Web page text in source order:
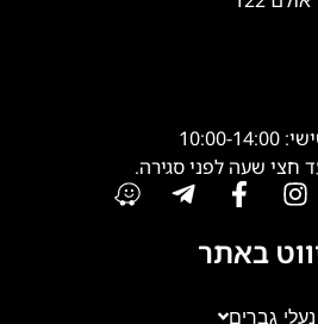
חצי שעה לפני סגירה.
באתר
נעלי גברים